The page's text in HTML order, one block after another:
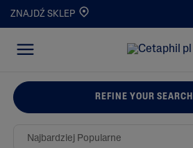
ZNAJDŹ SKLEP
REFINE YOUR SEARCH